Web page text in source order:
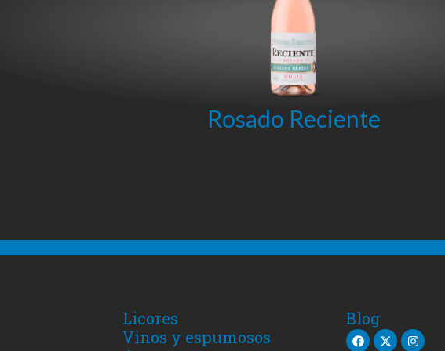
Rosado Reciente
Licores
Vinos y espumosos
Blog